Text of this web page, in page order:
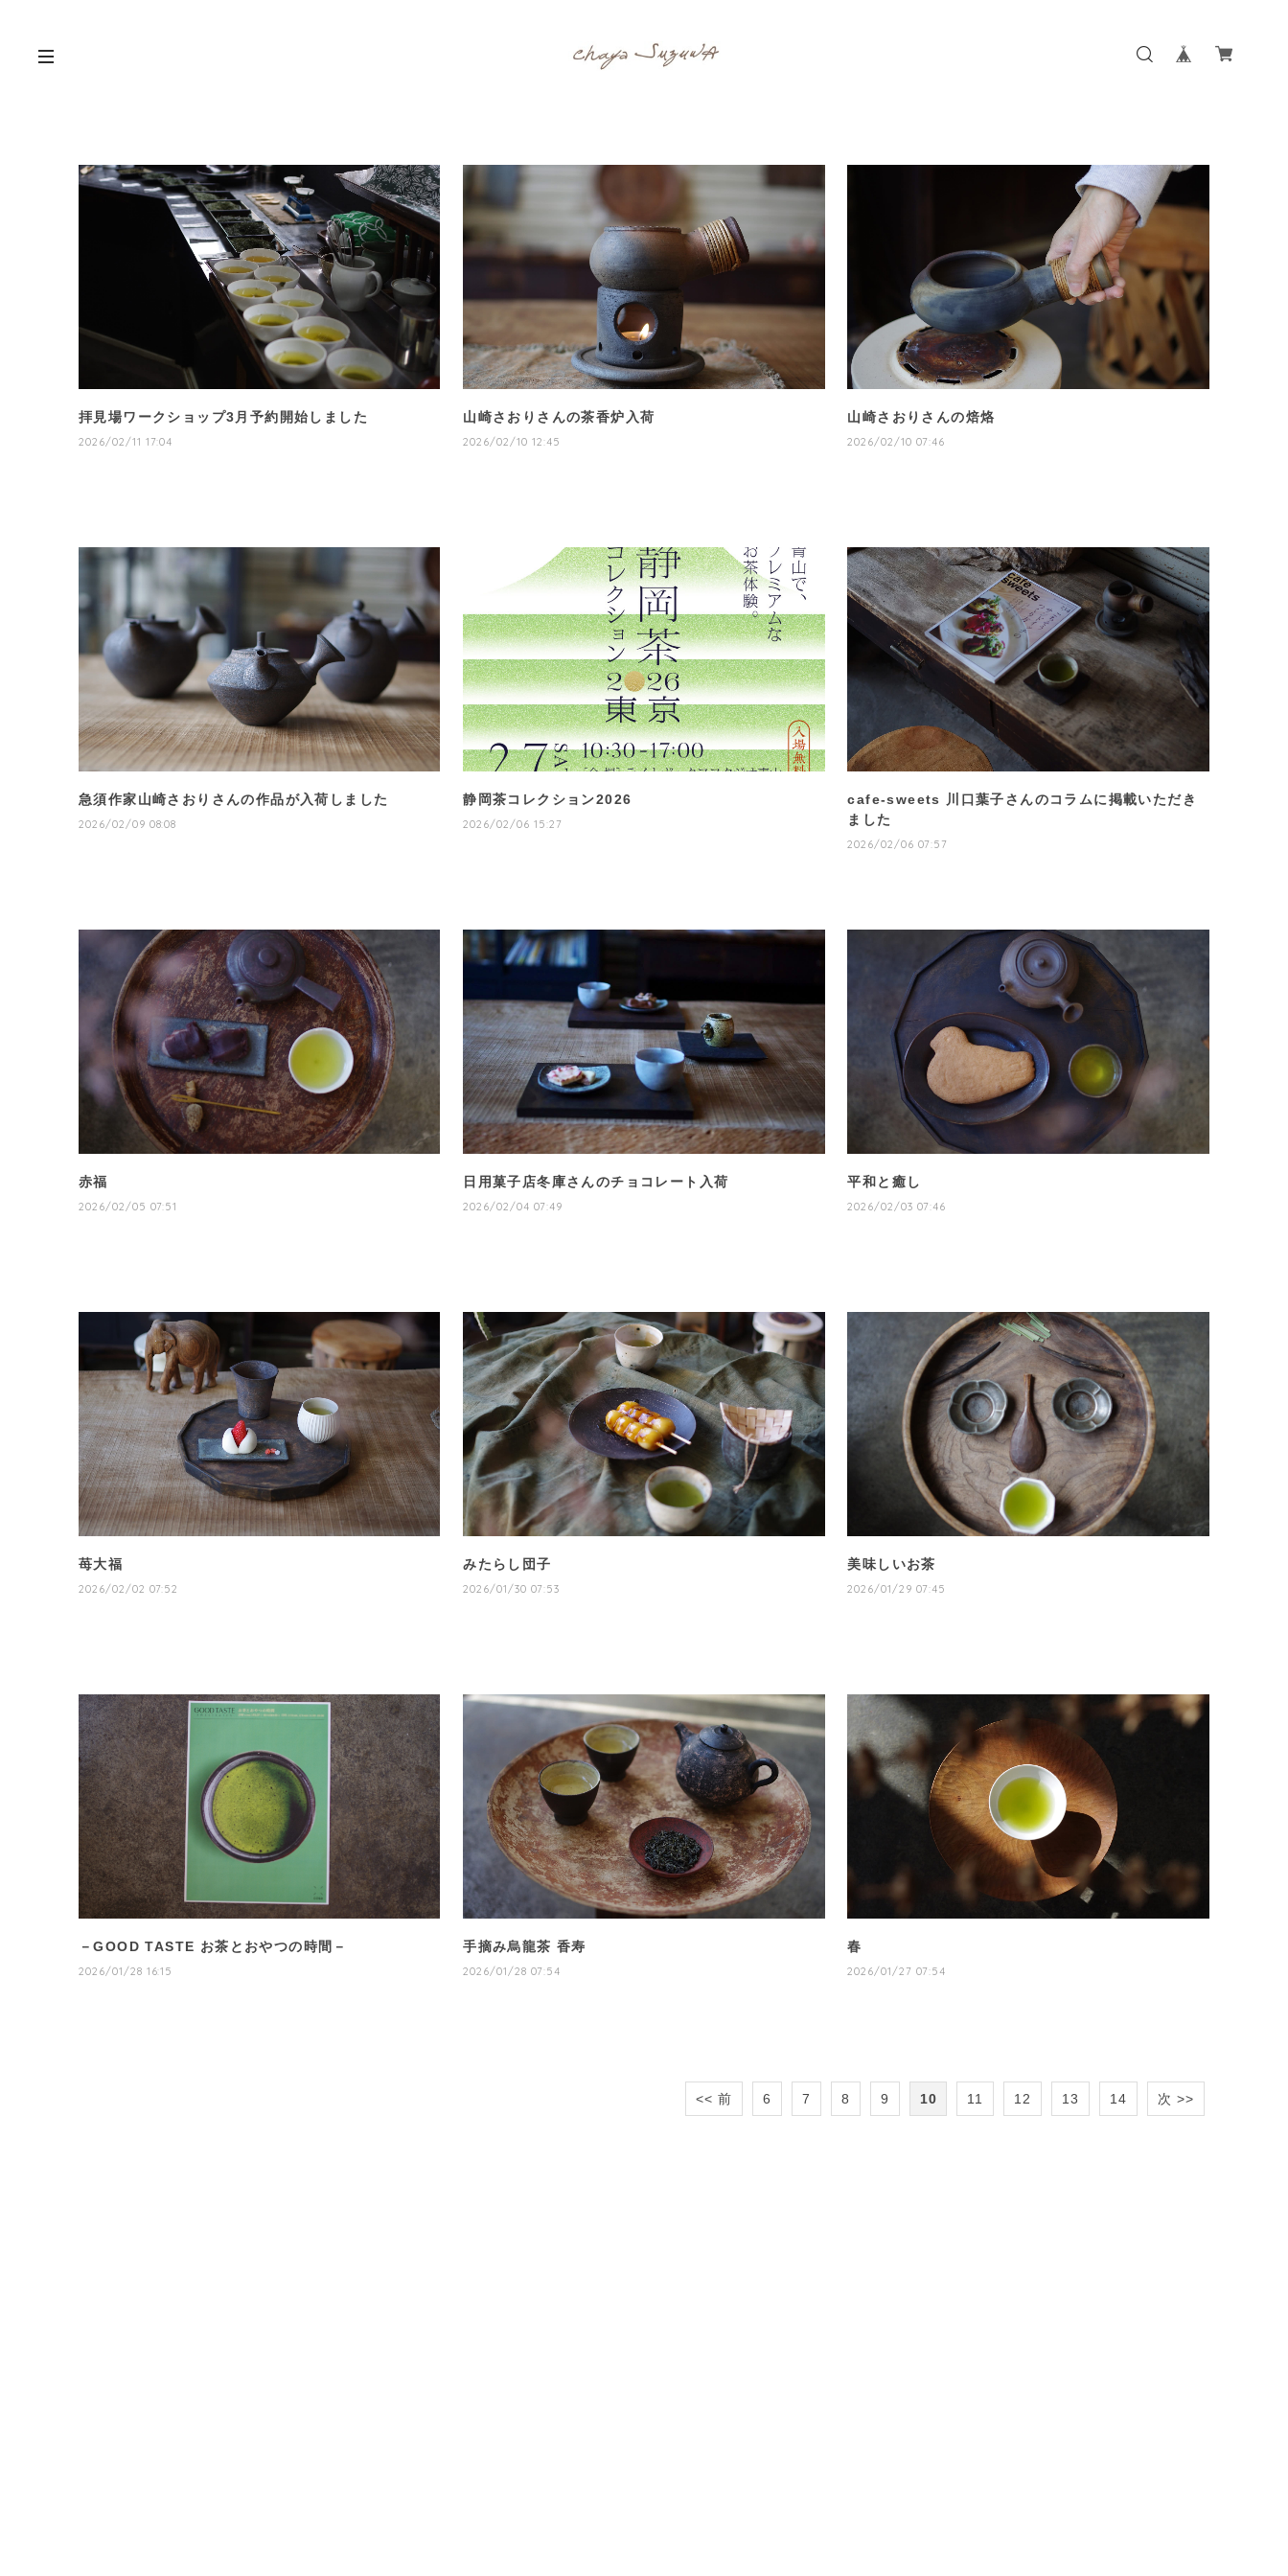
拝見場ワークショップ3月予約開始しました
2026/02/11 17:04
山崎さおりさんの茶香炉入荷
2026/02/10 12:45
山崎さおりさんの焙烙
2026/02/10 07:46
急須作家山崎さおりさんの作品が入荷しました
2026/02/09 08:08
静岡茶コレクション2026
2026/02/06 15:27
cafe-sweets 川口葉子さんのコラムに掲載いただき
ました
2026/02/06 07:57
赤福
2026/02/05 07:51
日用菓子店冬庫さんのチョコレート入荷
2026/02/04 07:49
平和と癒し
2026/02/03 07:46
苺大福
2026/02/02 07:52
みたらし団子
2026/01/30 07:53
美味しいお茶
2026/01/29 07:45
－GOOD TASTE お茶とおやつの時間－
2026/01/28 16:15
手摘み烏龍茶 香寿
2026/01/28 07:54
春
2026/01/27 07:54
<< 前 6 7 8 9 10 11 12 13 14 次 >>